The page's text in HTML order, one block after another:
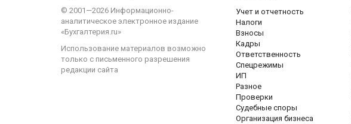
© 2001—2026 Информационно-
аналитическое электронное издание
«Бухгалтерия.ru»
Использование материалов возможно
только с письменного разрешения
редакции сайта
Учет и отчетность
Налоги
Взносы
Кадры
Ответственность
Спецрежимы
ИП
Разное
Проверки
Судебные споры
Организация бизнеса